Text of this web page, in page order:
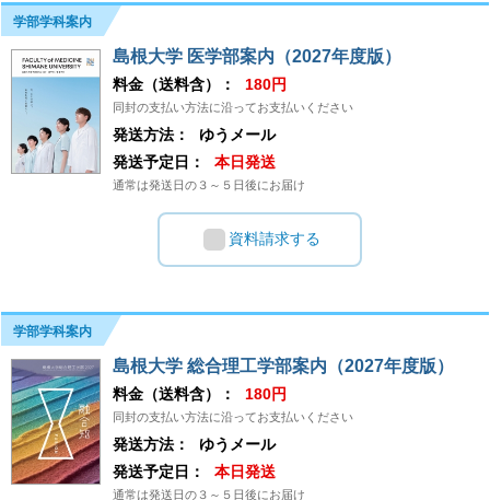
学部学科案内
島根大学 医学部案内（2027年度版）
料金（送料含）： 180円
同封の支払い方法に沿ってお支払いください
発送方法：
ゆうメール
発送予定日：
本日発送
通常は発送日の３～５日後にお届け
資料請求する
学部学科案内
島根大学 総合理工学部案内（2027年度版）
料金（送料含）： 180円
同封の支払い方法に沿ってお支払いください
発送方法：
ゆうメール
発送予定日：
本日発送
通常は発送日の３～５日後にお届け